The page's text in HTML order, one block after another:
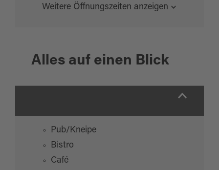
Weitere Öffnungszeiten anzeigen
Alles auf einen Blick
Pub/Kneipe
Bistro
Café